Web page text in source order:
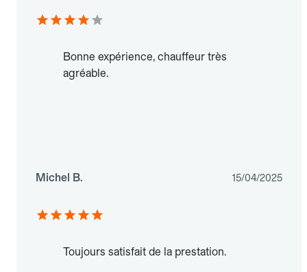
Bonne expérience, chauffeur très
agréable.
Michel B. 15/04/2025
Toujours satisfait de la prestation.